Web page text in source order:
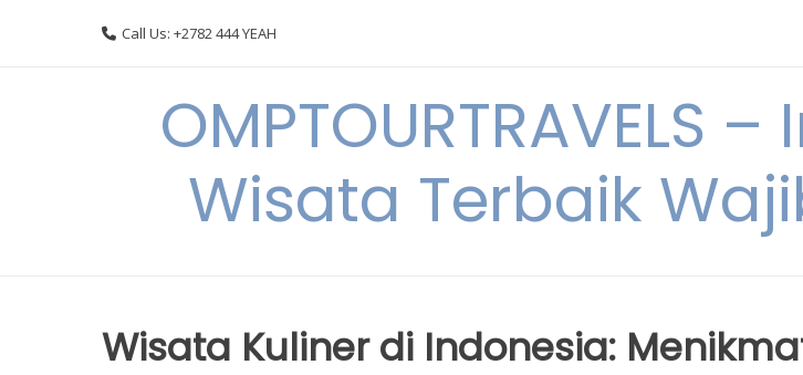
Call Us: +2782 444 YEAH
OMPTOURTRAVELS
Wisata Terbaik
Wisata Kuliner di Indonesia: